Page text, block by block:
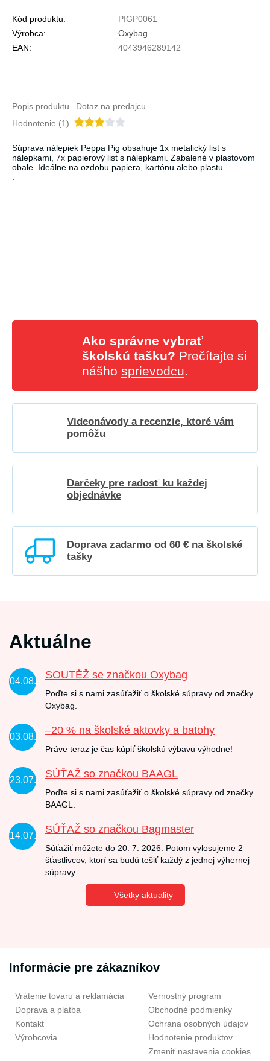
Kód produktu:
PIGP0061
Výrobca:
Oxybag
EAN:
4043946289142
Popis produktu
Dotaz na predajcu
Hodnotenie (1)
Súprava nálepiek Peppa Pig obsahuje 1x metalický list s
nálepkami, 7x papierový list s nálepkami. Zabalené v plastovom
obale. Ideálne na ozdobu papiera, kartónu alebo plastu.
.
Ako správne vybrať
školskú tašku? Prečítajte si
nášho sprievodcu.
Videonávody a recenzie, ktoré vám
pomôžu
Darčeky pre radosť ku každej
objednávke
Doprava zadarmo od 60 € na školské
tašky
Aktuálne
04.08.
SOUTĚŽ se značkou Oxybag
Poďte si s nami zasúťažiť o školské súpravy od značky
Oxybag.
03.08.
–20 % na školské aktovky a batohy
Práve teraz je čas kúpiť školskú výbavu výhodne!
23.07.
SÚŤAŽ so značkou BAAGL
Poďte si s nami zasúťažiť o školské súpravy od značky
BAAGL.
14.07.
SÚŤAŽ so značkou Bagmaster
Súťažiť môžete do 20. 7. 2026. Potom vylosujeme 2
šťastlivcov, ktorí sa budú tešiť každý z jednej výhernej
súpravy.
Všetky aktuality
Informácie pre zákazníkov
Vrátenie tovaru a reklamácia
Doprava a platba
Kontakt
Výrobcovia
Vernostný program
Obchodné podmienky
Ochrana osobných údajov
Hodnotenie produktov
Zmeniť nastavenia cookies